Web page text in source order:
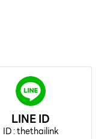
LINE ID
ID : thethailink